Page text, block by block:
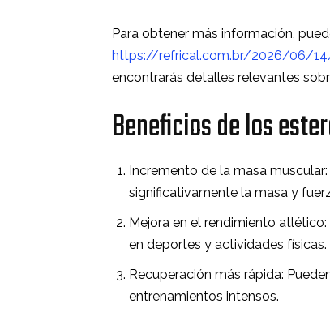
Para obtener más información,
https://refrical.com.br/2026/06/
encontrarás detalles relevantes
Beneficios de los
Incremento de la masa
significativamente la masa y
Mejora en el rendimiento
en deportes y actividades físicas.
Recuperación más rápida:
entrenamientos intensos.